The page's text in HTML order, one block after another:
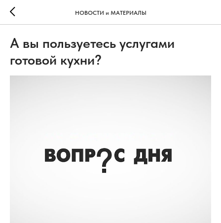
НОВОСТИ и МАТЕРИАЛЫ
А вы пользуетесь услугами
готовой кухни?